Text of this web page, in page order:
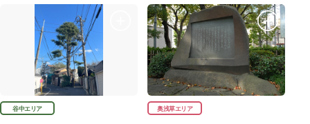
谷中エリア 奥浅草エリア